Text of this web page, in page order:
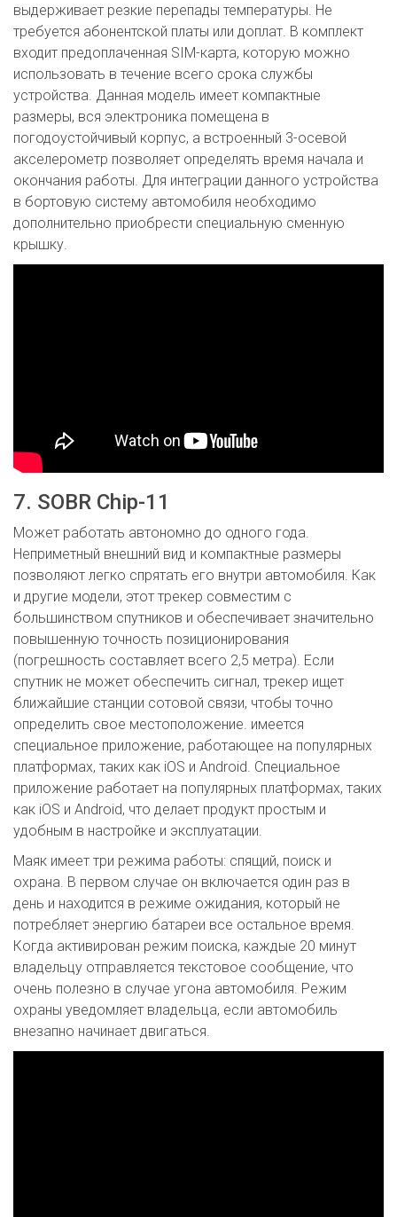
выдерживает резкие перепады температуры. Не
требуется абонентской платы или доплат. В комплект
входит предоплаченная SIM-карта, которую можно
использовать в течение всего срока службы
устройства. Данная модель имеет компактные
размеры, вся электроника помещена в
погодоустойчивый корпус, а встроенный 3-осевой
акселерометр позволяет определять время начала и
окончания работы. Для интеграции данного устройства
в бортовую систему автомобиля необходимо
дополнительно приобрести специальную сменную
крышку.
7. SOBR Chip-11
Может работать автономно до одного года.
Неприметный внешний вид и компактные размеры
позволяют легко спрятать его внутри автомобиля. Как
и другие модели, этот трекер совместим с
большинством спутников и обеспечивает значительно
повышенную точность позиционирования
(погрешность составляет всего 2,5 метра). Если
спутник не может обеспечить сигнал, трекер ищет
ближайшие станции сотовой связи, чтобы точно
определить свое местоположение. имеется
специальное приложение, работающее на популярных
платформах, таких как iOS и Android. Специальное
приложение работает на популярных платформах, таких
как iOS и Android, что делает продукт простым и
удобным в настройке и эксплуатации.
Маяк имеет три режима работы: спящий, поиск и
охрана. В первом случае он включается один раз в
день и находится в режиме ожидания, который не
потребляет энергию батареи все остальное время.
Когда активирован режим поиска, каждые 20 минут
владельцу отправляется текстовое сообщение, что
очень полезно в случае угона автомобиля. Режим
охраны уведомляет владельца, если автомобиль
внезапно начинает двигаться.